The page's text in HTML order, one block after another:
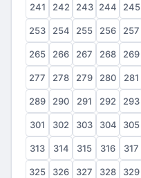
241 242 243 244 245
253 254 255 256 257
265 266 267 268 269
277 278 279 280 281
289 290 291 292 293
301 302 303 304 305
313 314 315 316 317
325 326 327 328 329